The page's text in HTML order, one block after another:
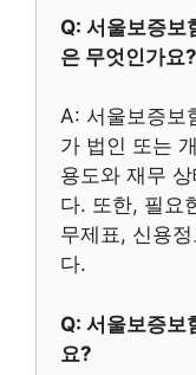
Q: 서울보증보
은 무엇인가요?
A: 서울보증보
가 법인 또는
용도와 재무
다. 또한, 필요
무제표, 신용
다.
Q: 서울보증보
요?